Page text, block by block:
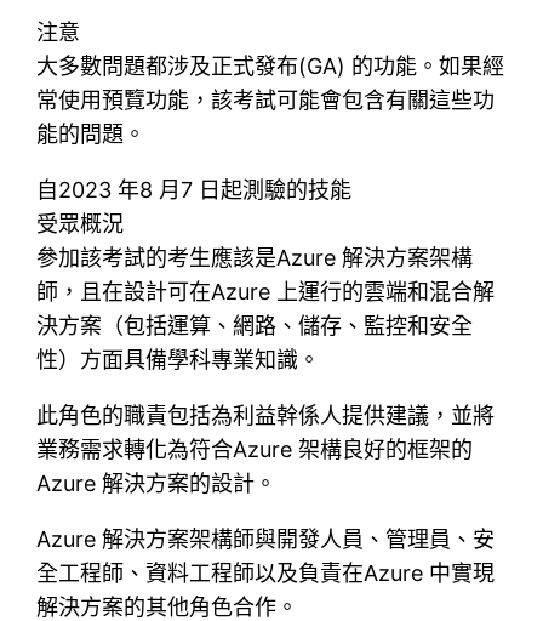
注意
大多數問題都涉及正式發布(GA) 的功能。如果經
常使用預覽功能，該考試可能會包含有關這些功
能的問題。
自2023 年8 月7 日起測驗的技能
受眾概況
參加該考試的考生應該是Azure 解決方案架構
師，且在設計可在Azure 上運行的雲端和混合解
決方案（包括運算、網路、儲存、監控和安全
性）方面具備學科專業知識。
此角色的職責包括為利益幹係人提供建議，並將
業務需求轉化為符合Azure 架構良好的框架的
Azure 解決方案的設計。
Azure 解決方案架構師與開發人員、管理員、安
全工程師、資料工程師以及負責在Azure 中實現
解決方案的其他角色合作。